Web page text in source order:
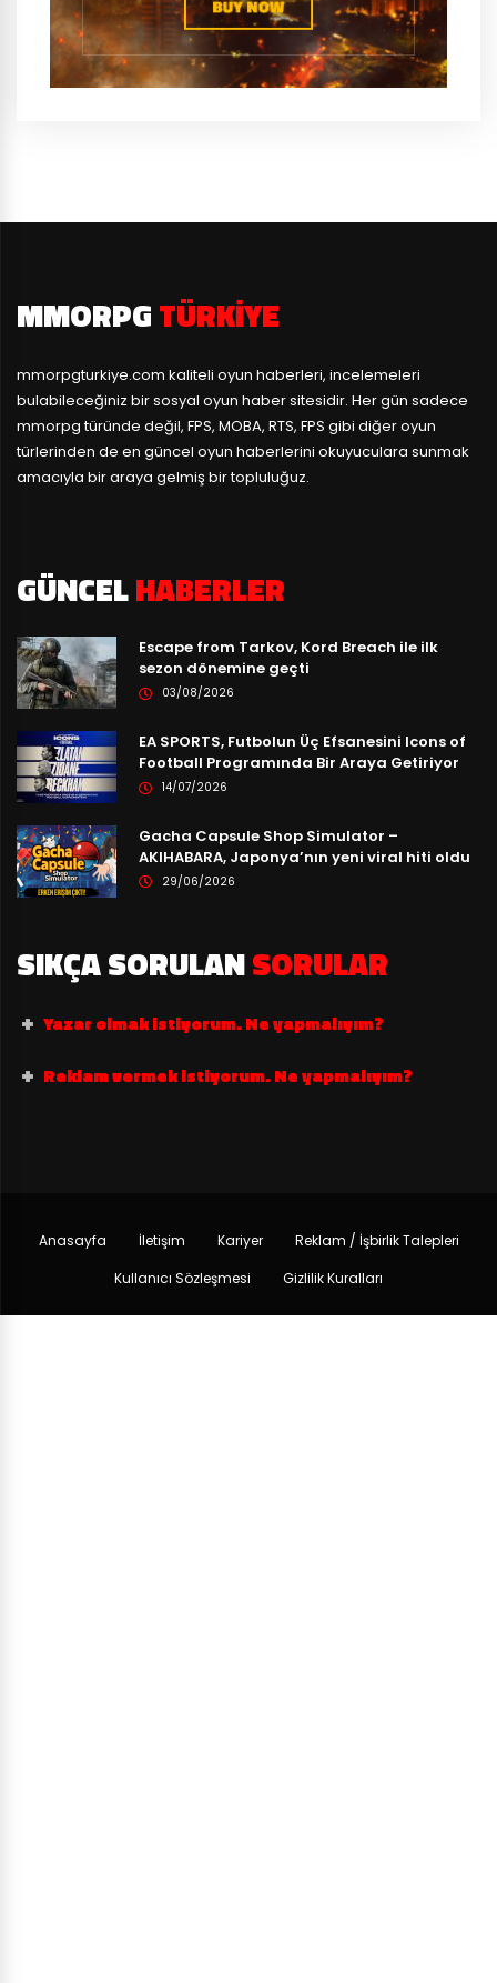
MMORPGTÜRKIYE
mmorpgturkiye.com kaliteli oyun haberleri, incelemeleri
bulabileceğiniz bir sosyal oyun haber sitesidir. Her gün sadece
mmorpg türünde değil, FPS, MOBA, RTS, FPS gibi diğer oyun
türlerinden de en güncel oyun haberlerini okuyuculara sunmak
amacıyla bir araya gelmiş bir topluluğuz.
GÜNCELHABERLER
Escape from Tarkov, Kord Breach ile ilk
sezon dönemine geçti
03/08/2026
EA SPORTS, Futbolun Üç Efsanesini Icons of
Football Programında Bir Araya Getiriyor
14/07/2026
Gacha Capsule Shop Simulator –
AKIHABARA, Japonya’nın yeni viral hiti oldu
29/06/2026
SIKÇA SORULANSORULAR
Yazar olmak istiyorum. Ne yapmalıyım?
Reklam vermek istiyorum. Ne yapmalıyım?
Anasayfa İletişim Kariyer
Reklam / İşbirlik Talepleri
Kullanıcı Sözleşmesi
Gizlilik Kuralları